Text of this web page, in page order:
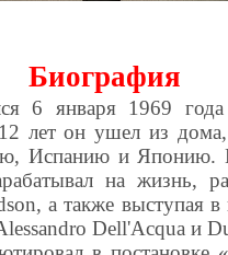
Биография
6 января 1969
лет он ушел из
Испанию и Японию.
на жизнь,
а также выступая в
Dell'Acqua и